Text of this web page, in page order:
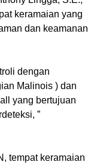
keramaian yang
dan keamanan
dengan
Malinois ) dan
yang bertujuan
”
tempat keramaian